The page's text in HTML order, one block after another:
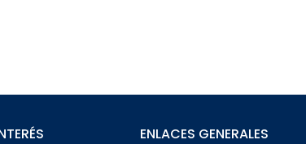
ENLACES GENERALES